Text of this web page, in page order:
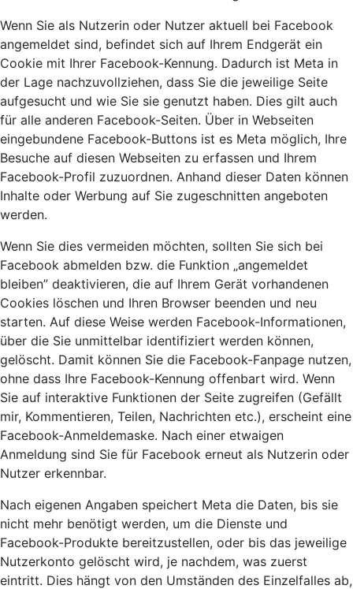
Wenn Sie als Nutzerin oder Nutzer aktuell bei Facebook
angemeldet sind, befindet sich auf Ihrem Endgerät ein
Cookie mit Ihrer Facebook-Kennung. Dadurch ist Meta in
der Lage nachzuvollziehen, dass Sie die jeweilige Seite
aufgesucht und wie Sie sie genutzt haben. Dies gilt auch
für alle anderen Facebook-Seiten. Über in Webseiten
eingebundene Facebook-Buttons ist es Meta möglich, Ihre
Besuche auf diesen Webseiten zu erfassen und Ihrem
Facebook-Profil zuzuordnen. Anhand dieser Daten können
Inhalte oder Werbung auf Sie zugeschnitten angeboten
werden.
Wenn Sie dies vermeiden möchten, sollten Sie sich bei
Facebook abmelden bzw. die Funktion „angemeldet
bleiben” deaktivieren, die auf Ihrem Gerät vorhandenen
Cookies löschen und Ihren Browser beenden und neu
starten. Auf diese Weise werden Facebook-Informationen,
über die Sie unmittelbar identifiziert werden können,
gelöscht. Damit können Sie die Facebook-Fanpage nutzen,
ohne dass Ihre Facebook-Kennung offenbart wird. Wenn
Sie auf interaktive Funktionen der Seite zugreifen (Gefällt
mir, Kommentieren, Teilen, Nachrichten etc.), erscheint eine
Facebook-Anmeldemaske. Nach einer etwaigen
Anmeldung sind Sie für Facebook erneut als Nutzerin oder
Nutzer erkennbar.
Nach eigenen Angaben speichert Meta die Daten, bis sie
nicht mehr benötigt werden, um die Dienste und
Facebook-Produkte bereitzustellen, oder bis das jeweilige
Nutzerkonto gelöscht wird, je nachdem, was zuerst
eintritt. Dies hängt von den Umständen des Einzelfalles ab,